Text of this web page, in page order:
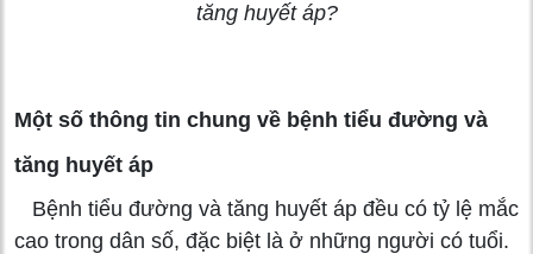
tăng huyết áp?
Một số thông tin chung về bệnh tiểu đường và
tăng huyết áp
Bệnh tiểu đường và tăng huyết áp đều có tỷ lệ mắc
cao trong dân số, đặc biệt là ở những người có tuổi.